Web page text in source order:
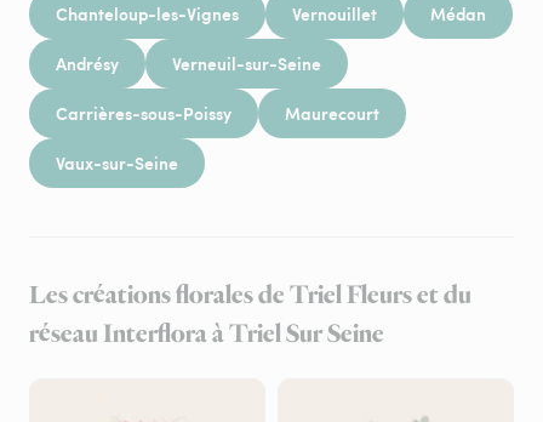
Chanteloup-les-Vignes Vernouillet Médan
Andrésy Verneuil-sur-Seine
Carrières-sous-Poissy Maurecourt
Vaux-sur-Seine
Les créations florales de Triel Fleurs et du
réseau Interflora à Triel Sur Seine